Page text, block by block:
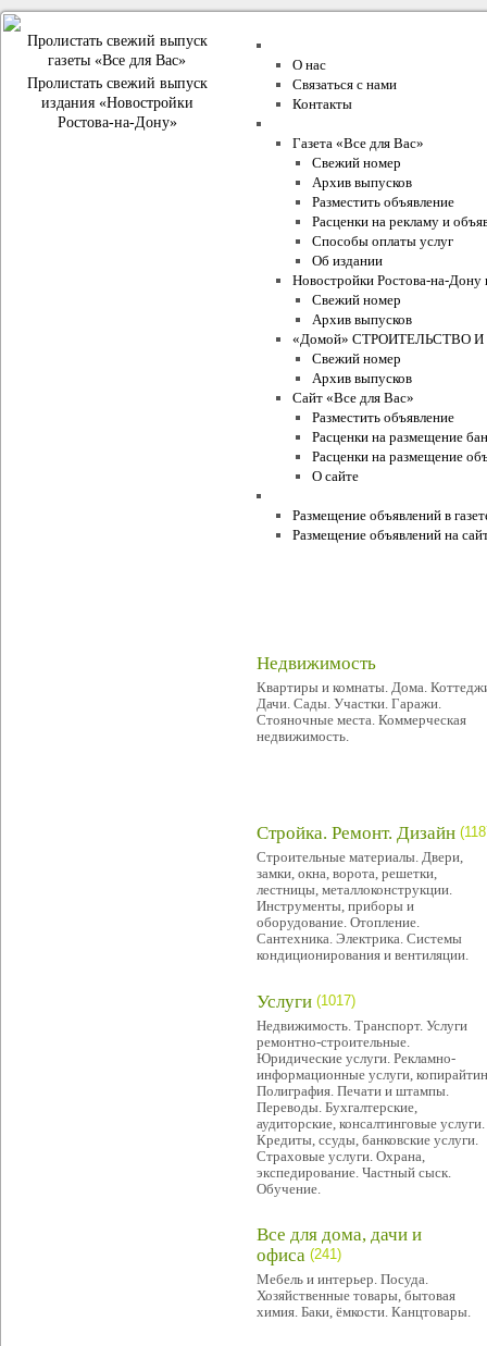
Пролистать свежий выпуск
газеты «Все для Вас»
Пролистать свежий выпуск
издания «Новостройки
Ростова-на-Дону»
О нас
Связаться с нами
Контакты
Газета «Все для Вас»
Свежий номер
Архив выпусков
Разместить объявление
Расценки на рекламу и
Способы оплаты услуг
Об издании
Новостройки Ростова-на-Дону
Свежий номер
Архив выпусков
«Домой» СТРОИТЕЛЬСТВО
Свежий номер
Архив выпусков
Сайт «Все для Вас»
Разместить объявление
Расценки на размещение
Расценки на размещение
О сайте
Размещение объявлений в
Размещение объявлений на
Недвижимость
Квартиры и комнаты. Дома.
Дачи. Сады. Участки. Гаражи.
Стояночные места. Коммерческая
недвижимость.
Стройка. Ремонт. Дизайн
Строительные материалы. Двери,
замки, окна, ворота, решетки,
лестницы, металлоконструкции.
Инструменты, приборы и
оборудование. Отопление.
Сантехника. Электрика. Системы
кондиционирования и вентиляции.
Услуги (1017)
Недвижимость. Транспорт. Услуги
ремонтно-строительные.
Юридические услуги. Рекламно-
информационные услуги,
Полиграфия. Печати и штампы.
Переводы. Бухгалтерские,
аудиторские, консалтинговые услуги.
Кредиты, ссуды, банковские услуги.
Страховые услуги. Охрана,
экспедирование. Частный сыск.
Обучение.
Все для дома, дачи и
офиса (241)
Мебель и интерьер. Посуда.
Хозяйственные товары, бытовая
химия. Баки, ёмкости. Канцтовары.